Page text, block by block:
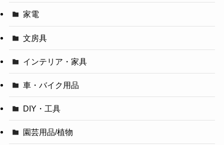
家電
文房具
インテリア・家具
車・バイク用品
DIY・工具
園芸用品/植物